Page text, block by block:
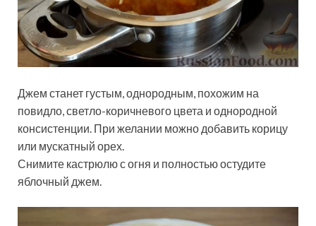
Джем станет густым, однородным, похожим на
повидло, светло-коричневого цвета и однородной
консистенции. При желании можно добавить корицу
или мускатный орех.
Снимите кастрюлю с огня и полностью остудите
яблочный джем.